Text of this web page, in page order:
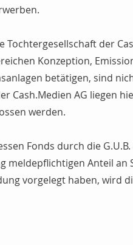
Tochtergesellschaft der
Konzeption,
betätigen, sind
Cash.Medien AG liegen
werden.
Fonds durch die
meldepflichtigen Anteil an
vorgelegt haben, wird